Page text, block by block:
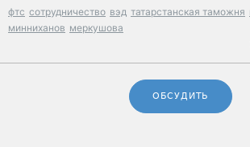
фтс сотрудничество вэд татарстанская таможня
минниханов меркушова
ОБСУДИТЬ